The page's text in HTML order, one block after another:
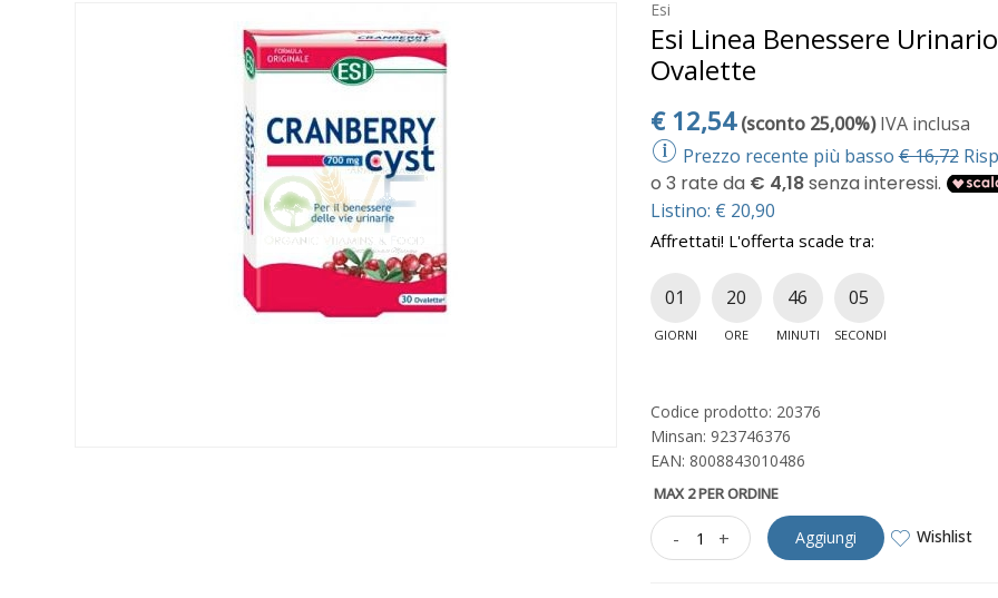
Esi
Esi Linea Benessere
Ovalette
€ 12,54 (sconto 25,00%)IVA inclusa
Prezzo recente più basso€ 16,72
Listino: € 20,90
Affrettati! L'offerta scade tra:
01
GIORNI
20
ORE
46
MINUTI
04
SECONDI
Codice prodotto: 20376
Minsan: 923746376
EAN: 8008843010486
MAX 2 PER ORDINE
- + Aggiungi Wishlist